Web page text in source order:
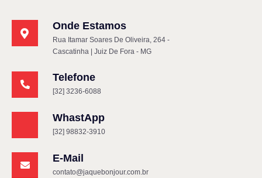
Onde Estamos
Rua Itamar Soares De Oliveira, 264 -
Cascatinha | Juiz De Fora - MG
Telefone
[32] 3236-6088
WhastApp
[32] 98832-3910
E-Mail
contato@jaquebonjour.com.br